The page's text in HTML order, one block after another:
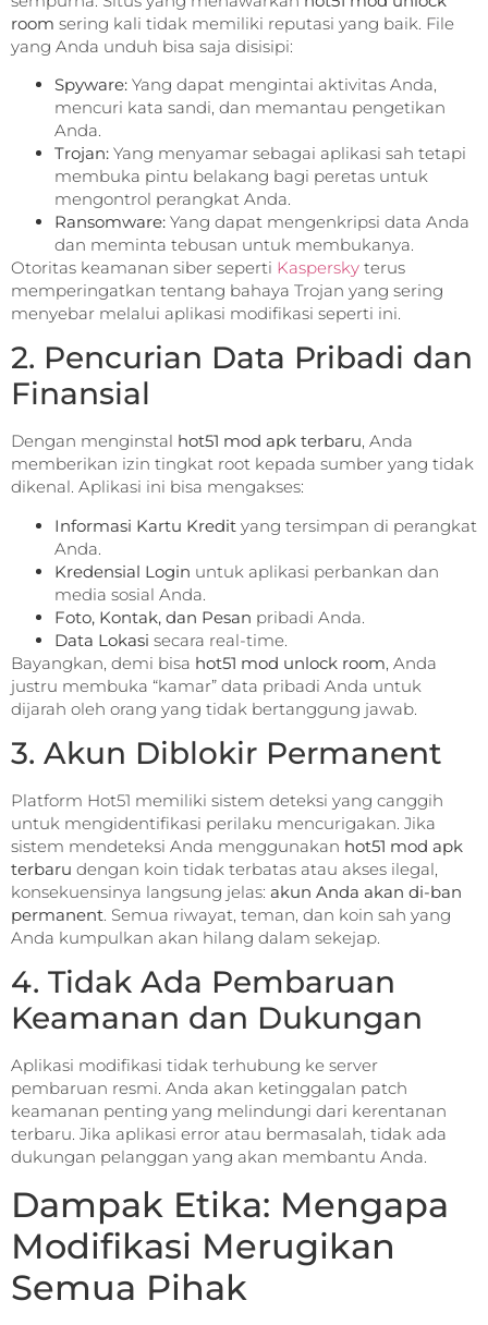
room sering kali tidak memiliki reputasi yang baik. File
yang Anda unduh bisa saja disisipi:
Spyware: Yang dapat mengintai aktivitas Anda,
mencuri kata sandi, dan memantau pengetikan
Anda.
Trojan: Yang menyamar sebagai aplikasi sah tetapi
membuka pintu belakang bagi peretas untuk
mengontrol perangkat Anda.
Ransomware: Yang dapat mengenkripsi data Anda
dan meminta tebusan untuk membukanya.
Otoritas keamanan siber seperti Kaspersky terus
memperingatkan tentang bahaya Trojan yang sering
menyebar melalui aplikasi modifikasi seperti ini.
2. Pencurian Data Pribadi dan
Finansial
Dengan menginstal hot51 mod apk terbaru, Anda
memberikan izin tingkat root kepada sumber yang tidak
dikenal. Aplikasi ini bisa mengakses:
Informasi Kartu Kredit yang tersimpan di perangkat
Anda.
Kredensial Login untuk aplikasi perbankan dan
media sosial Anda.
Foto, Kontak, dan Pesan pribadi Anda.
Data Lokasi secara real-time.
Bayangkan, demi bisa hot51 mod unlock room , Anda
justru membuka “kamar” data pribadi Anda untuk
dijarah oleh orang yang tidak bertanggung jawab.
3. Akun Diblokir Permanent
Platform Hot51 memiliki sistem deteksi yang canggih
untuk mengidentifikasi perilaku mencurigakan. Jika
sistem mendeteksi Anda menggunakan hot51 mod apk
terbaru dengan koin tidak terbatas atau akses ilegal,
konsekuensinya langsung jelas: akun Anda akan di-ban
permanent. Semua riwayat, teman, dan koin sah yang
Anda kumpulkan akan hilang dalam sekejap.
4. Tidak Ada Pembaruan
Keamanan dan Dukungan
Aplikasi modifikasi tidak terhubung ke server
pembaruan resmi. Anda akan ketinggalan patch
keamanan penting yang melindungi dari kerentanan
terbaru. Jika aplikasi error atau bermasalah, tidak ada
dukungan pelanggan yang akan membantu Anda.
Dampak Etika: Mengapa
Modifikasi Merugikan
Semua Pihak